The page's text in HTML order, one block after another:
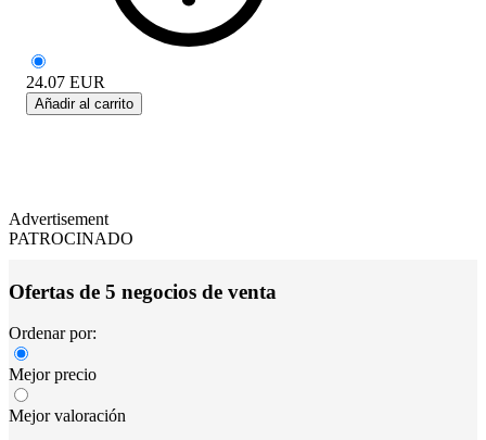
24.07 EUR
Añadir al carrito
Advertisement
PATROCINADO
Ofertas de 5 negocios de venta
Ordenar por:
Mejor precio
Mejor valoración